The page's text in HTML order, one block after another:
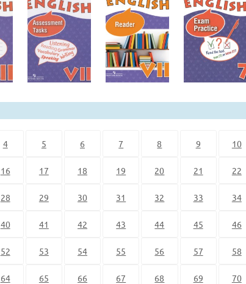
4 5 6 7 8 9 10
16 17 18 19 20 21 22
28 29 30 31 32 33 34
40 41 42 43 44 45 46
52 53 54 55 56 57 58
64 65 66 67 68 69 70